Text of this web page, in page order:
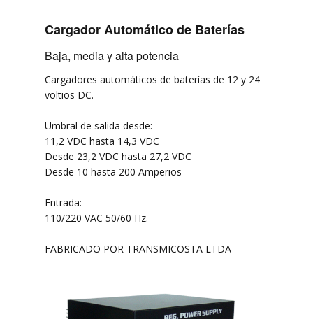
Cargador Automático de Baterías
Baja, media y alta potencia
Cargadores automáticos de baterías de 12 y 24
voltios DC.
Umbral de salida desde:
11,2 VDC hasta 14,3 VDC
Desde 23,2 VDC hasta 27,2 VDC
Desde 10 hasta 200 Amperios
Entrada:
110/220 VAC 50/60 Hz.
FABRICADO POR TRANSMICOSTA LTDA